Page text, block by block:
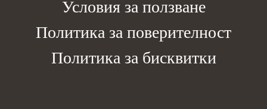
Условия за ползване
Политика за поверителност
Политика за бисквитки